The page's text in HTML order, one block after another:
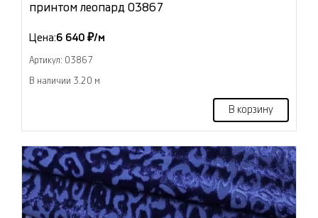
принтом леопард 03867
Цена:6 640 ₽/м
Артикул: 03867
В наличии 3.20 м
В корзину